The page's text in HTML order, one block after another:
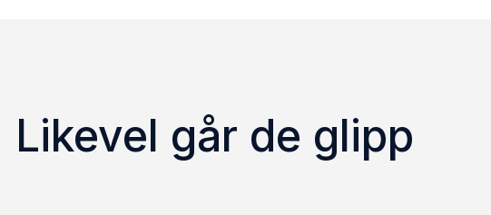
går de glipp